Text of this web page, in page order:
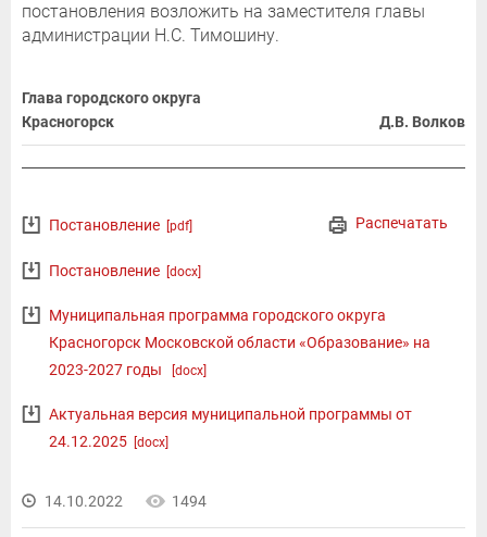
постановления возложить на заместителя главы
администрации Н.С. Тимошину.
Глава городского округа
Красногорск
Д.В. Волков
Распечатать
Постановление [pdf]
Постановление [docx]
Муниципальная программа городского округа
Красногорск Московской области «Образование» на
2023-2027 годы
[docx]
Актуальная версия муниципальной программы от
24.12.2025
[docx]
14.10.2022 1494